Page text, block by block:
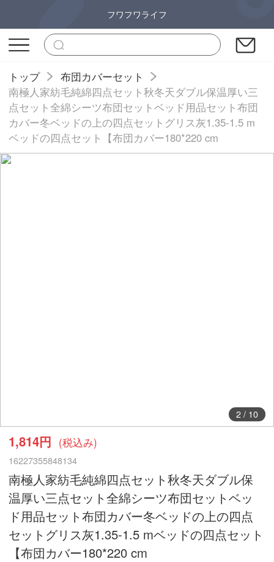
フワフワライフ
トップ
布団カバーセット
南極人家紡毛純綿四点セット秋冬天ダブル保温厚い三
点セット全綿シーツ布団セットベッド用品セット布団
カバー冬ベッドの上の四点セットグリス灰1.35-1.5 m
ベッドの四点セット【布団カバー180*220 cm
2/ 10
1,814円 (税込み)
16227355848134
南極人家紡毛純綿四点セット秋冬天ダブル保
温厚い三点セット全綿シーツ布団セットベッ
ド用品セット布団カバー冬ベッドの上の四点
セットグリス灰1.35-1.5 mベッドの四点セット
【布団カバー180*220 cm